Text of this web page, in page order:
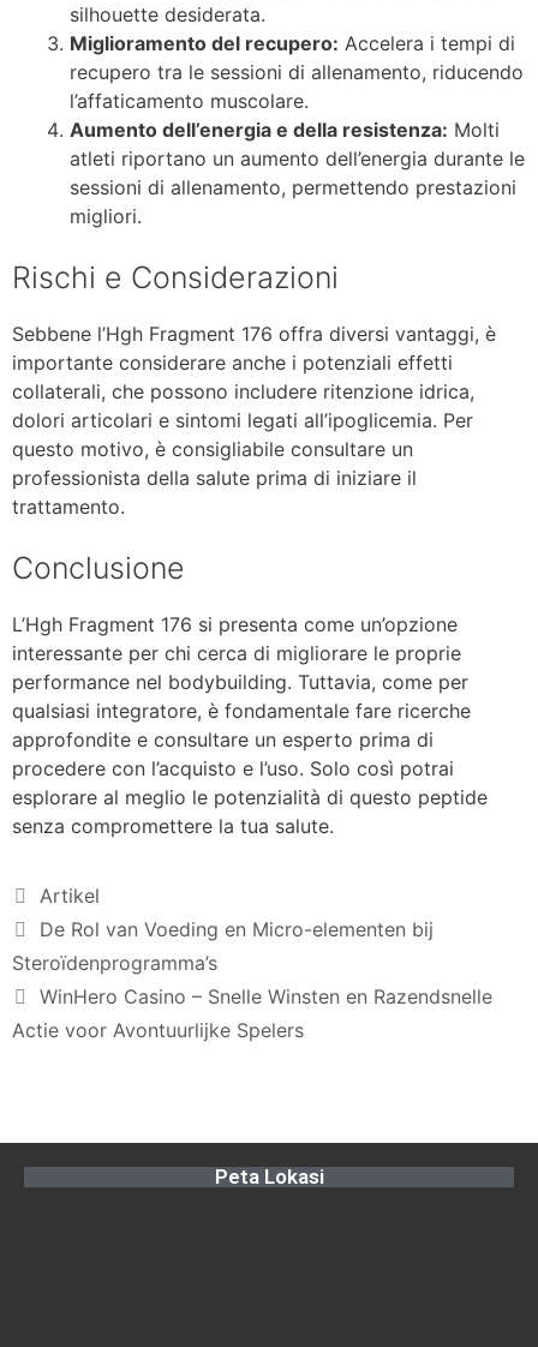
silhouette desiderata.
Miglioramento del recupero: Accelera i tempi di
recupero tra le sessioni di allenamento, riducendo
l’affaticamento muscolare.
Aumento dell’energia e della resistenza: Molti
atleti riportano un aumento dell’energia durante le
sessioni di allenamento, permettendo prestazioni
migliori.
Rischi e Considerazioni
Sebbene l’Hgh Fragment 176 offra diversi vantaggi, è
importante considerare anche i potenziali effetti
collaterali, che possono includere ritenzione idrica,
dolori articolari e sintomi legati all’ipoglicemia. Per
questo motivo, è consigliabile consultare un
professionista della salute prima di iniziare il
trattamento.
Conclusione
L’Hgh Fragment 176 si presenta come un’opzione
interessante per chi cerca di migliorare le proprie
performance nel bodybuilding. Tuttavia, come per
qualsiasi integratore, è fondamentale fare ricerche
approfondite e consultare un esperto prima di
procedere con l’acquisto e l’uso. Solo così potrai
esplorare al meglio le potenzialità di questo peptide
senza compromettere la tua salute.
Artikel
De Rol van Voeding en Micro-elementen bij
Steroïdenprogramma’s
WinHero Casino – Snelle Winsten en Razendsnelle
Actie voor Avontuurlijke Spelers
Peta Lokasi